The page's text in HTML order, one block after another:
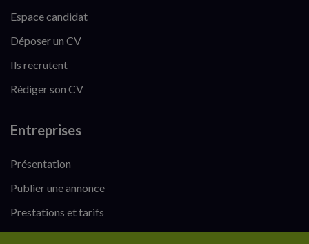
Espace candidat
Déposer un CV
Ils recrutent
Rédiger son CV
Entreprises
Présentation
Publier une annonce
Prestations et tarifs